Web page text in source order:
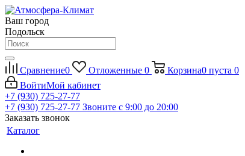
Ваш город
Подольск
Сравнение0 Отложенные 0 Корзина0 пуста 0
ВойтиМой кабинет
+7 (930) 725-27-77
+7 (930) 725-27-77 Звоните с 9:00 до 20:00
Заказать звонок
Каталог